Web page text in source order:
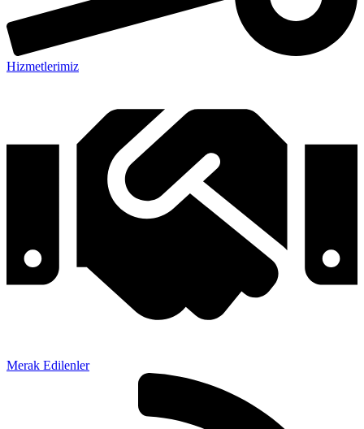
Hizmetlerimiz
Merak Edilenler